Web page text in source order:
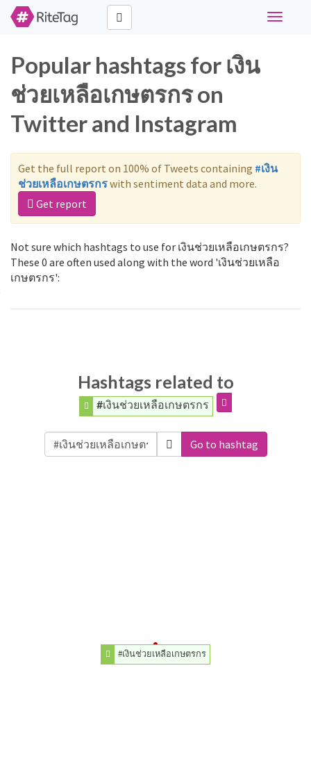
Toggle
Popular hashtags for เงิน
ช่วยเหลือเกษตรกร on
Twitter and Instagram
Get the full report on 100% of Tweets containing #เงิน
ช่วยเหลือเกษตรกรwith sentiment data and more.
Get report
Not sure which hashtags to use for เงินช่วยเหลือเกษตรกร?
These 0 are often used along with the word 'เงินช่วยเหลือ
เกษตรกร':
Hashtags related to
#เงินช่วยเหลือเกษตรกร
Go to hashtag
#เงินช่วยเหลือเกษตรกร